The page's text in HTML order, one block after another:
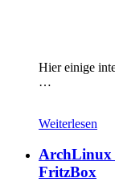
Hier einige
…
Weiterlesen
ArchLinux
FritzBox